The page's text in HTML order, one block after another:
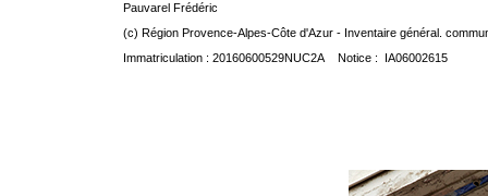
Pauvarel Frédéric
(c) Région Provence-Alpes-Côte d'Azur - Inventaire général.
Immatriculation : 20160600529NUC2A Notice : IA06002615